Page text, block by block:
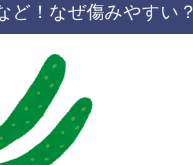
ど！なぜ傷みやすい？